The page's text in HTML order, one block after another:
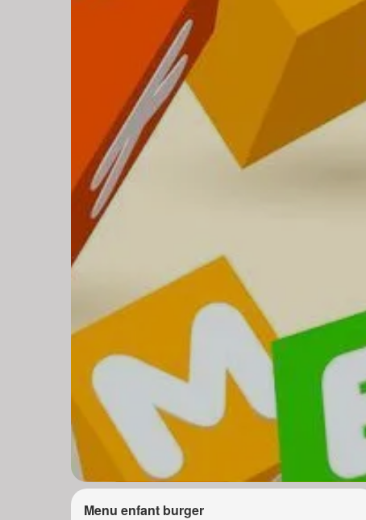
Menu enfant burger